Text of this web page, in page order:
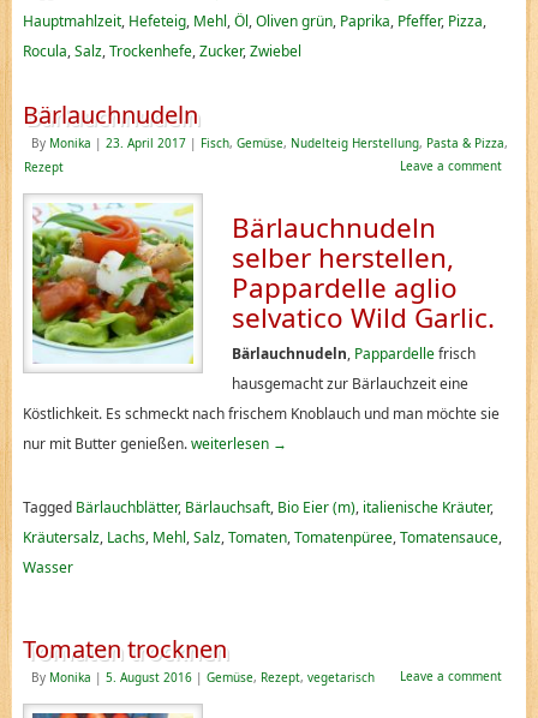
Hauptmahlzeit, Hefeteig, Mehl,Öl,Oliven grün, Paprika, Pfeffer, Pizza,
Rocula,Salz,Trockenhefe,Zucker,Zwiebel
Bärlauchnudeln
By Monika | 23. April 2017 | Fisch, Gemüse, Nudelteig Herstellung, Pasta & Pizza,
Rezept
Leave a comment
Bärlauchnudeln
selber herstellen,
Pappardelle aglio
selvatico Wild Garlic.
Bärlauchnudeln, Pappardellefrisch
hausgemacht zur Bärlauchzeit eine
Köstlichkeit. Es schmeckt nach frischem Knoblauch und man möchte sie
nur mit Butter genießen.weiterlesen →
Tagged Bärlauchblätter, Bärlauchsaft, Bio Eier (m), italienische Kräuter,
Kräutersalz, Lachs, Mehl,Salz,Tomaten,Tomatenpüree,Tomatensauce,
Wasser
Tomaten trocknen
By Monika | 5. August 2016 | Gemüse, Rezept, vegetarisch Leave a comment